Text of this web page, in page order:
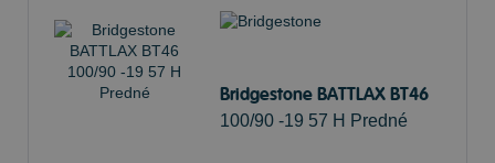
Bridgestone BATTLAX BT46
100/90 -19 57 H Predné